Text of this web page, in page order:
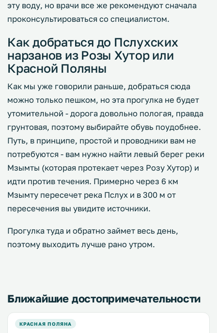
эту воду, но врачи все же рекомендуют сначала
проконсультироваться со специалистом.
Как добраться до Пслухских
нарзанов из Розы Хутор или
Красной Поляны
Как мы уже говорили раньше, добраться сюда
можно только пешком, но эта прогулка не будет
утомительной - дорога довольно пологая, правда
грунтовая, поэтому выбирайте обувь поудобнее.
Путь, в принципе, простой и проводники вам не
потребуются - вам нужно найти левый берег реки
Мзымты (которая протекает через Розу Хутор) и
идти против течения. Примерно через 6 км
Мзымту пересечет река Пслух и в 300 м от
пересечения вы увидите источники.
Прогулка туда и обратно займет весь день,
поэтому выходить лучше рано утром.
Ближайшие достопримечательности
КРАСНАЯ ПОЛЯНА